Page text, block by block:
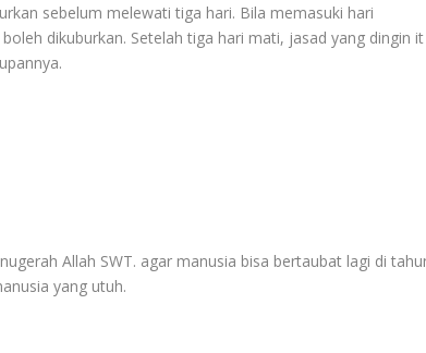
sebelum melewati tiga hari. Bila memasuki hari
dikuburkan. Setelah tiga hari mati, jasad yang dingin it
Allah SWT. agar manusia bisa bertaubat lagi di
yang utuh.